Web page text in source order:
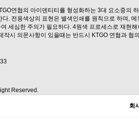
연협의 아이덴티티를 형성화하는 3대 요소중의
. 전용색상의 표현은 별색인쇄를 원칙으로 하며,
세심한 주의가 필요하다. 4원색 프로세스로 재현
작시 의문사항이 있을때는 반드시 KTGO 연협과 협
Reserved.
회